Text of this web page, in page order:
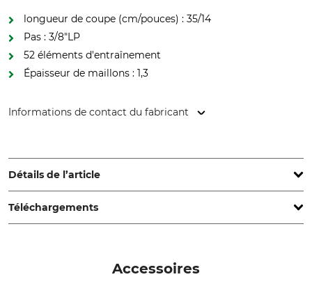
longueur de coupe (cm/pouces) : 35/14
Pas : 3/8"LP
52 éléments d'entraînement
Épaisseur de maillons : 1,3
Informations de contact du fabricant
www.grube.de
Détails de l’article
Pas
3/8"LP
40 cm
Titanium ProTop
Téléchargements
Accessoires